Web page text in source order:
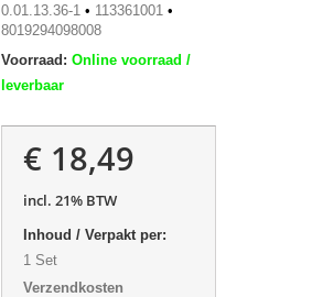
0.01.13.36-1 • 113361001 •
8019294098008
Voorraad: Online voorraad /
leverbaar
€ 18,49
incl. 21% BTW
Inhoud / Verpakt per:
1 Set
Verzendkosten